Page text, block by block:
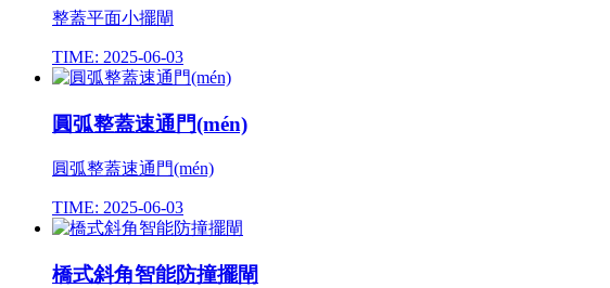
整蓋平面小擺閘
TIME: 2025-06-03
圓弧整蓋速通門(mén)
圓弧整蓋速通門(mén)
TIME: 2025-06-03
橋式斜角智能防撞擺閘